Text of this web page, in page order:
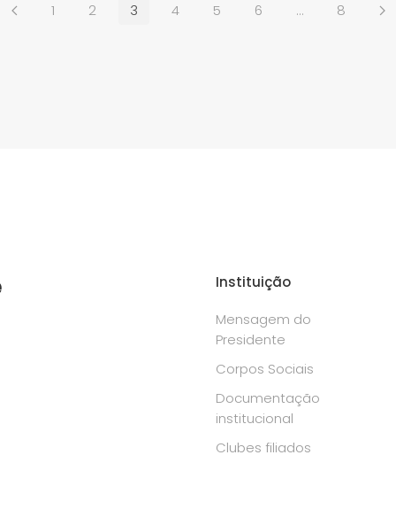
1 2 3 4 5 6 … 8
Instituição
Mensagem do
Presidente
Corpos Sociais
Documentação
institucional
Clubes filiados